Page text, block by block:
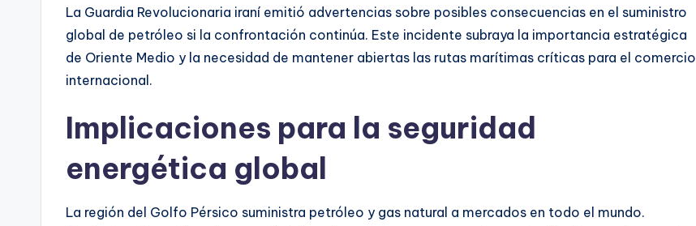
La Guardia Revolucionaria iraní emitió advertencias sobre posibles consecuencias en el suministro
global de petróleo si la confrontación continúa. Este incidente subraya la importancia estratégica
de Oriente Medio y la necesidad de mantener abiertas las rutas marítimas críticas para el comercio
internacional.
Implicaciones para la seguridad
energética global
La región del Golfo Pérsico suministra petróleo y gas natural a mercados en todo el mundo.